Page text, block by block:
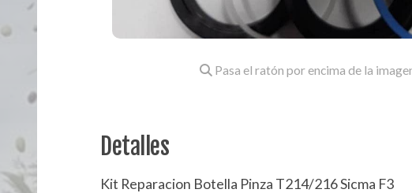
Pasa el ratón por encima de la
Detalles
Kit Reparacion Botella Pinza T214/216 Sicma F3